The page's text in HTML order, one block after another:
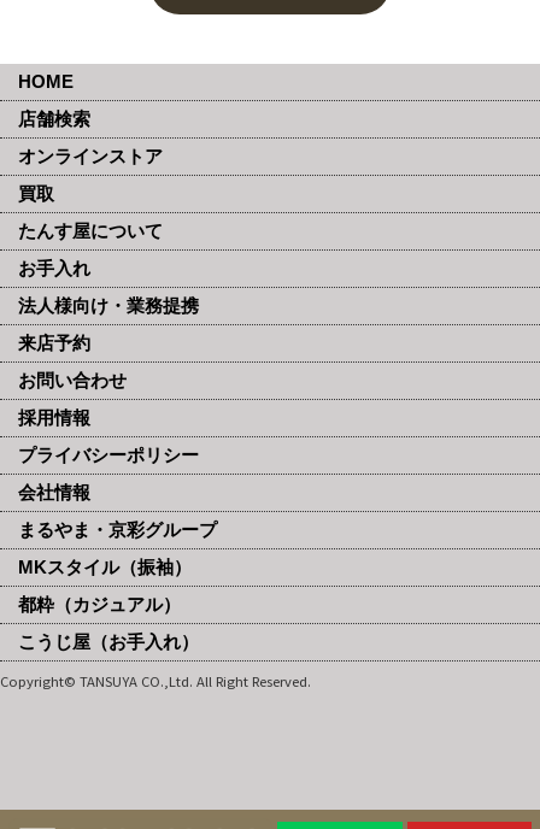
HOME
店舗検索
オンラインストア
買取
たんす屋について
お手入れ
法人様向け・業務提携
来店予約
お問い合わせ
採用情報
プライバシーポリシー
会社情報
まるやま・京彩グループ
MKスタイル（振袖）
都粋（カジュアル）
こうじ屋（お手入れ）
Copyright© TANSUYA CO.,Ltd. All Right Reserved.